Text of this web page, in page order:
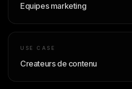
Equipes marketing
USE CASE
Createurs de contenu